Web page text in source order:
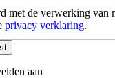
met de verwerking van
privacy verklaring.
aan